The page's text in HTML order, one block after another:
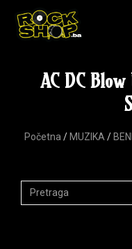
AC DC Blow
Početna / MUZIKA /